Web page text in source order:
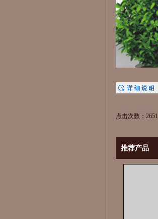
点击次数：2651
推荐产品